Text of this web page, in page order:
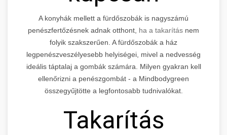
A konyhák mellett a fürdőszobák is nagyszámú
penészfertőzésnek adnak otthont, ha a takarítás nem
folyik szakszerűen. A fürdőszobák a ház
legpenészveszélyesebb helyiségei, mivel a nedvesség
ideális táptalaj a gombák számára. Milyen gyakran kell
ellenőrizni a penészgombát - a Mindbodygreen
összegyűjtötte a legfontosabb tudnivalókat.
Takarítás